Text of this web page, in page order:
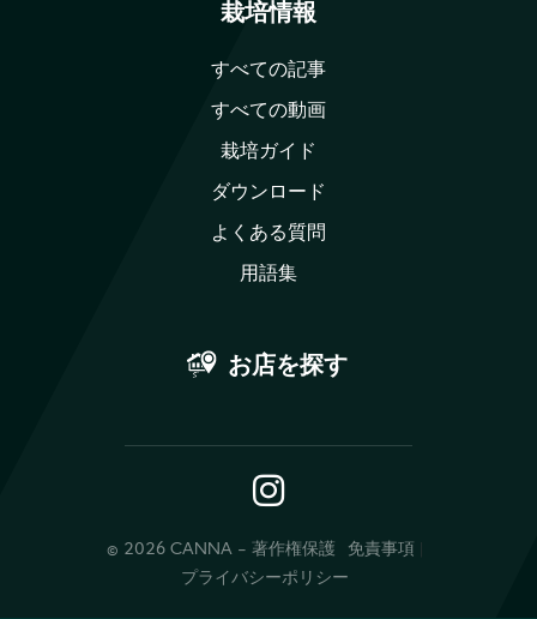
栽培情報
すべての記事
すべての動画
栽培ガイド
ダウンロード
よくある質問
用語集
お店を探す
© 2026 CANNA - 著作権保護
免責事項
プライバシーポリシー